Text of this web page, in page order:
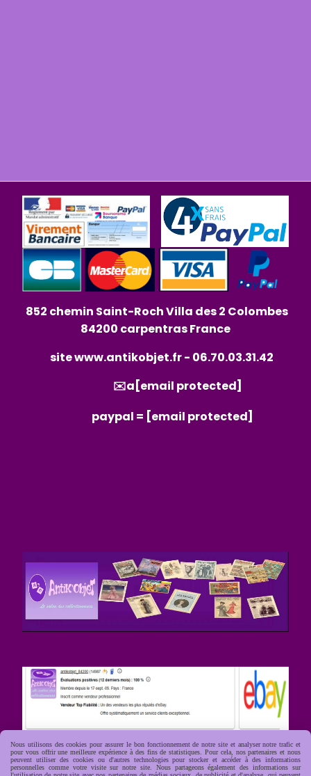
852 chemin Saint-Roch Villa des 2 Colombes
84200 carpentras France
sitewww.antikobjet.fr- 06.70.03.31.42
✉️a [email protected]
paypal = [email protected]
Nous utilisons des cookies pour assurer le bon fonctionnement de notre site et analyser notre trafic et
pour vous offrir une meilleure expérience à des fins de statistiques. Pour cela, nos partenaires et nous
peuvent utiliser des cookies ou d'autres technologies pour stocker et accéder à des informations
personnelles comme votre visite sur notre site. Nous partageons également des informations sur